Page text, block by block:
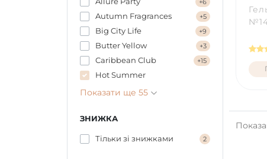
+6
Autumn Fragrances +5
Big City Life +9
Butter Yellow +3
Caribbean Сlub +15
Hot Summer
Показати ще 55
ЗНИЖКА
Тільки зі знижками 2